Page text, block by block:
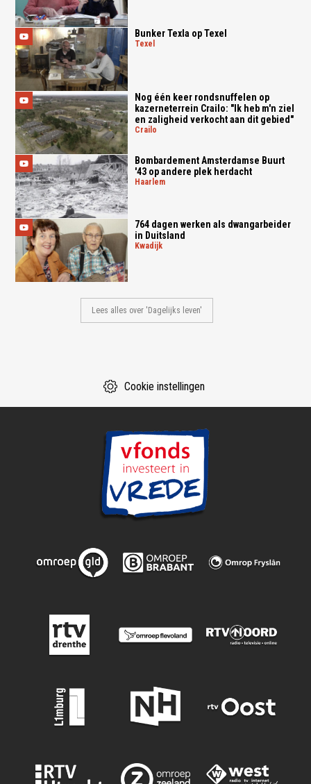
Bunker Texla op Texel
texel
Nog één keer rondsnuffelen op
kazerneterrein Crailo: "Ik heb m'n ziel
en zaligheid verkocht aan dit gebied"
crailo
Bombardement Amsterdamse Buurt
'43 op andere plek herdacht
haarlem
764 dagen werken als dwangarbeider
in Duitsland
kwadijk
Lees alles over 'Dagelijks leven'
Cookie instellingen